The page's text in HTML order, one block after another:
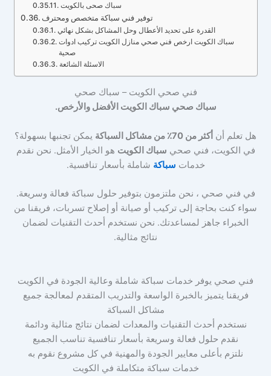
سباك صحى بالكويت
توفير فني سباكة متخصص ومحترف
القدرة على تحديد الأعطال وحل المشاكل بشكل نهائي
سباك الكويت ارخص فني صحي منازل الكويت تركيب ادوات
صحية
الاسئلة الشائعة
فني صحي الكويت – سباك صحي
سباك صحي سباك الكويت الأفضل والأرخص.
هل تعلم أن أكثر من 70٪ من مشاكل السباكة
يمكن تجنبها بسهولة؟
في الكويت، فني صحي سباك الكويت هو الخيار الأمثل. نحن نقدم
خدمات سباكة شاملة بأسعار تنافسية.
في فني صحي ، نحن ملتزمون بتوفير حلول سباكة فعالة وسريعة.
سواء كنت بحاجة إلى تركيب أو صيانة أو إصلاح تسربات، فريقنا من
الخبراء جاهز لمساعدتك. نحن نستخدم أحدث التقنيات لضمان
نتائج مثالية.
فني صحي يوفر خدمات سباكة شاملة وعالية الجودة في الكويت
فريقنا يتميز بالخبرة الواسعة والتدريب المتقدم لمعالجة جميع
مشاكل السباكة
نستخدم أحدث التقنيات والمعدات لضمان نتائج مثالية ودائمة
نقدم حلول فعالة وسريعة بأسعار تنافسية تناسب الجميع
نلتزم بأعلى معايير الجودة والمهنية في كل مشروع نقوم به
خدمات سباكة متكاملة في الكويت